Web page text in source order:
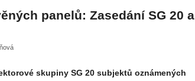
panelů: Zasedání SG 20 a
skupiny SG 20 subjektů oznámených